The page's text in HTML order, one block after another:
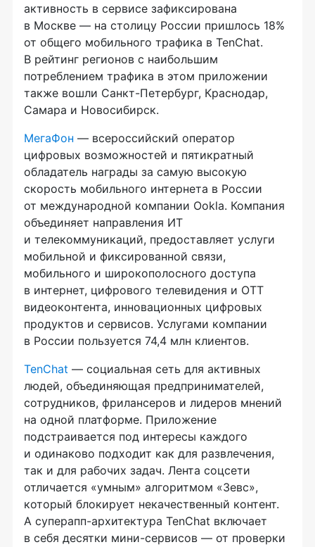
активность в сервисе зафиксирована
в Москве — на столицу России пришлось 18%
от общего мобильного трафика в TenChat.
В рейтинг регионов с наибольшим
потреблением трафика в этом приложении
также вошли Санкт-Петербург, Краснодар,
Самара и Новосибирск.
МегаФон — всероссийский оператор
цифровых возможностей и пятикратный
обладатель награды за самую высокую
скорость мобильного интернета в России
от международной компании Ookla. Компания
объединяет направления ИТ
и телекоммуникаций, предоставляет услуги
мобильной и фиксированной связи,
мобильного и широкополосного доступа
в интернет, цифрового телевидения и OTT
видеоконтента, инновационных цифровых
продуктов и сервисов. Услугами компании
в России пользуется 74,4 млн клиентов.
TenChat — социальная сеть для активных
людей, объединяющая предпринимателей,
сотрудников, фрилансеров и лидеров мнений
на одной платформе. Приложение
подстраивается под интересы каждого
и одинаково подходит как для развлечения,
так и для рабочих задач. Лента соцсети
отличается «умным» алгоритмом «Зевс»,
который блокирует некачественный контент.
А суперапп-архитектура TenChat включает
в себя десятки мини-сервисов — от проверки